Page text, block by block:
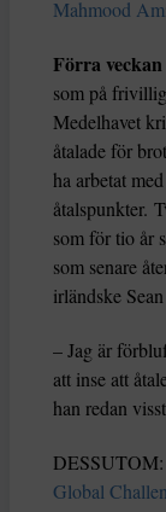
Mahmood
Förra
som på
Medelhavet
åtalade för
ha arbetat
åtalspunkter.
som för tio år
som senare
irländske
– Jag är
att inse att
han redan
DESSUTOM:
Global